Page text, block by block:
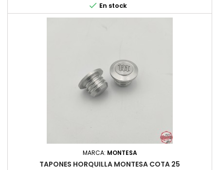
 En stock
MARCA: MONTESA
TAPONES HORQUILLA MONTESA COTA 25